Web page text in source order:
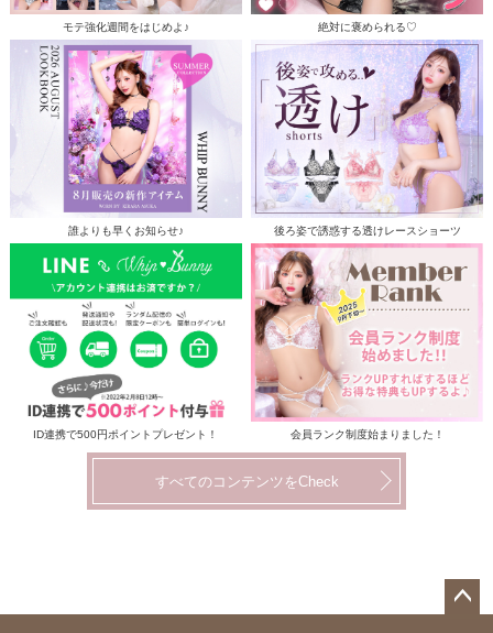
モテ強化週間をはじめよ♪ 絶対に褒められる♡
誰よりも早くお知らせ♪ 後ろ姿で誘惑する透けレースショーツ
ID連携で500円ポイントプレゼント！ 会員ランク制度始まりました！
すべてのコンテンツをCheck